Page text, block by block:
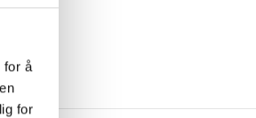
for å
for